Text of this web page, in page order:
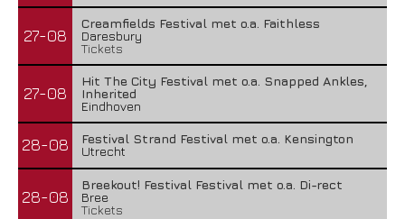
27-08
Creamfields Festival met o.a. Faithless
Daresbury
Tickets
27-08
Hit The City Festival met o.a. Snapped Ankles,
Inherited
Eindhoven
28-08
Festival Strand Festival met o.a. Kensington
Utrecht
28-08
Breekout! Festival Festival met o.a. Di-rect
Bree
Tickets